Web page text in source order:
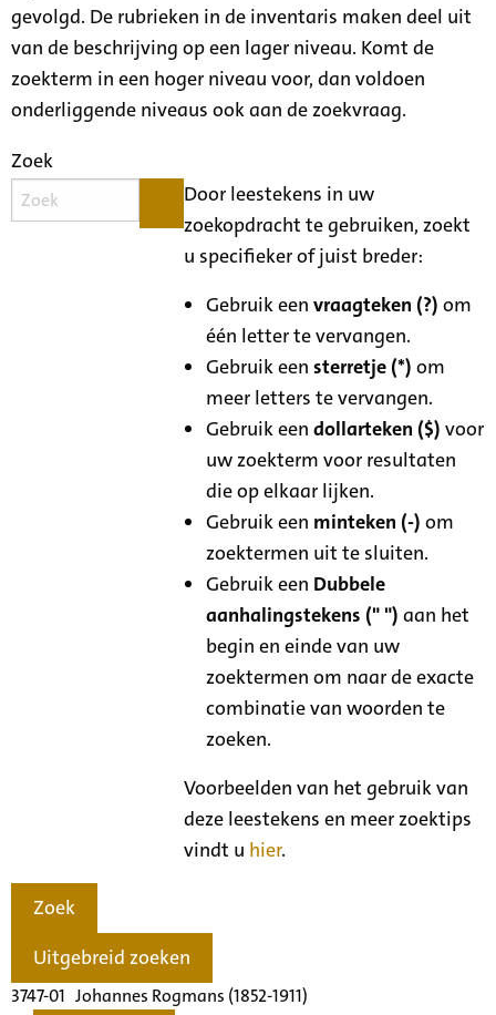
gevolgd. De rubrieken in de inventaris maken deel uit
van de beschrijving op een lager niveau. Komt de
zoekterm in een hoger niveau voor, dan voldoen
onderliggende niveaus ook aan de zoekvraag.
Zoek
Door leestekens in uw
zoekopdracht te gebruiken, zoekt
u specifieker of juist breder:
Gebruik eenvraagteken (?) om
één letter te vervangen.
Gebruik eensterretje (*) om
meer letters te vervangen.
Gebruik eendollarteken ($) voor
uw zoekterm voor resultaten
die op elkaar lijken.
Gebruik een minteken (-) om
zoektermen uit te sluiten.
Gebruik een Dubbele
aanhalingstekens (" ") aan het
begin en einde van uw
zoektermen om naar de exacte
combinatie van woorden te
zoeken.
Voorbeelden van het gebruik van
deze leestekens en meer zoektips
vindt u hier.
Zoek
Uitgebreid zoeken
3747-01 Johannes Rogmans (1852-1911)